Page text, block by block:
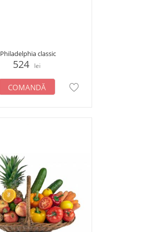
Philadelphia classic
524 lei
COMANDĂ